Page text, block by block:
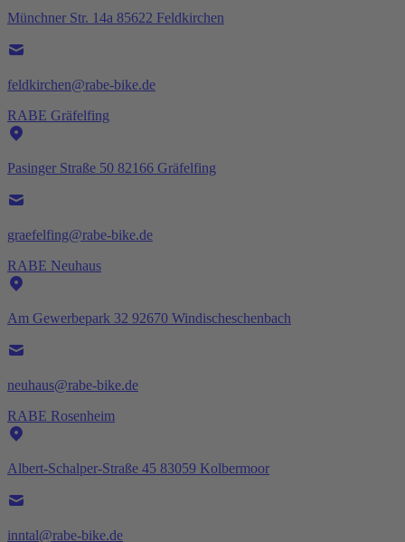
Münchner Str. 14a 85622 Feldkirchen
feldkirchen@rabe-bike.de
RABE Gräfelfing
Pasinger Straße 50 82166 Gräfelfing
graefelfing@rabe-bike.de
RABE Neuhaus
Am Gewerbepark 32 92670 Windischeschenbach
neuhaus@rabe-bike.de
RABE Rosenheim
Albert-Schalper-Straße 45 83059 Kolbermoor
inntal@rabe-bike.de